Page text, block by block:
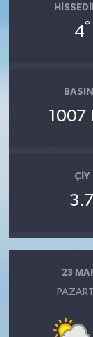
4°
1007
ÇIY
3.7
23